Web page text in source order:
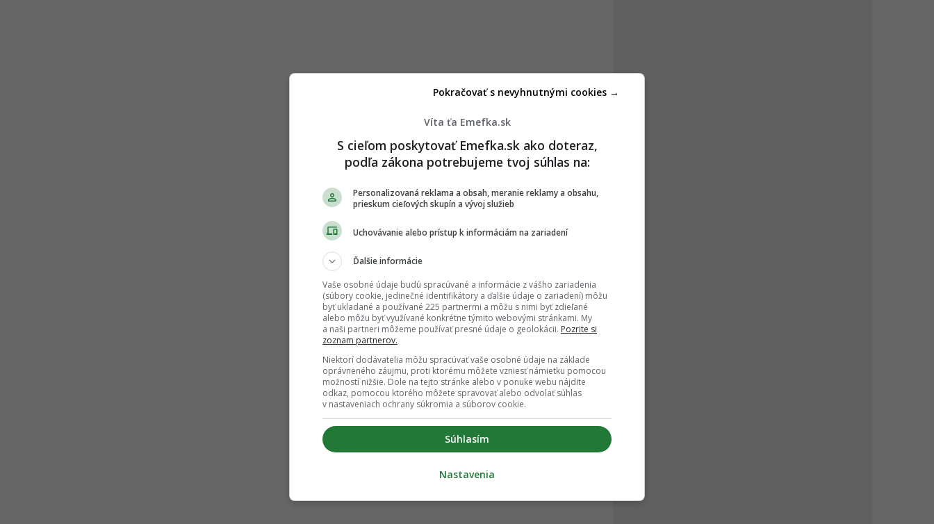
Víta ťa Emefka.sk
S cieľom poskytovať Emefka.sk ako doteraz,
podľa zákona potrebujeme tvoj súhlas na:
Personalizovaná reklama a obsah, meranie reklamy a obsahu,
prieskum cieľových skupín a vývoj služieb
Uchovávanie alebo prístup k informáciám na zariadení
Ďalšie informácie
Vaše osobné údaje budú spracúvané a informácie z vášho zariadenia
(súbory cookie, jedinečné identifikátory a ďalšie údaje o zariadení) môžu
byť ukladané a používané 225 partnermi a môžu s nimi byť zdieľané
alebo môžu byť využívané konkrétne týmito webovými stránkami. My
a naši partneri môžeme používať presné údaje o geolokácii. Pozrite si
zoznam partnerov.
Niektorí dodávatelia môžu spracúvať vaše osobné údaje na základe
oprávneného záujmu, proti ktorému môžete vzniesť námietku pomocou
možností nižšie. Dole na tejto stránke alebo v ponuke webu nájdite
odkaz, pomocou ktorého môžete spravovať alebo odvolať súhlas
v nastaveniach ochrany súkromia a súborov cookie.
Súhlasím
Pokračovať s nevyhnutnými cookies →
Nastavenia